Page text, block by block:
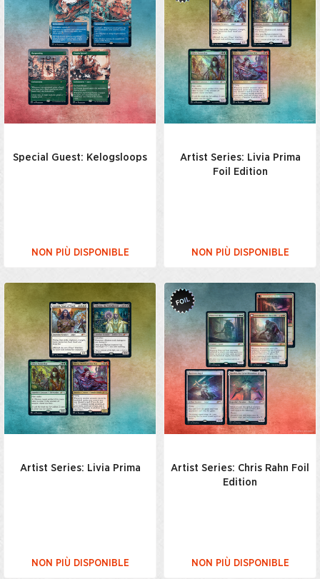
Special Guest: Kelogsloops
NON PIÙ DISPONIBLE
Artist Series: Livia Prima
Foil Edition
NON PIÙ DISPONIBLE
Artist Series: Livia Prima
NON PIÙ DISPONIBLE
Artist Series: Chris Rahn Foil
Edition
NON PIÙ DISPONIBLE